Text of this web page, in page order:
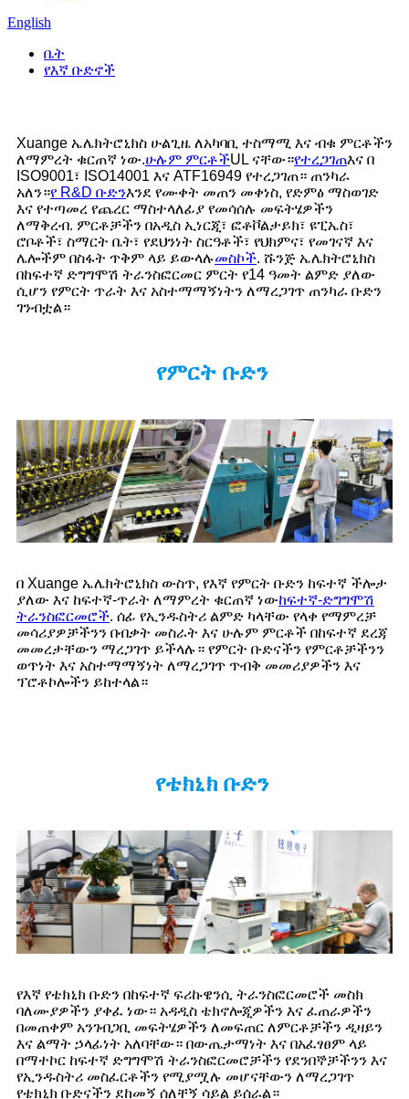
English
ቤት
የእኛ ቡድኖች
Xuange ኤሌክትሮኒክስ ሁልጊዜ ለአካባቢ ተስማሚ እና ብቁ ምርቶችን
ለማምረት ቁርጠኛ ነው.ሁሉም ምርቶችUL ናቸው።የተረጋገጠእና በ
ISO9001፣ ISO14001 እና ATF16949 የተረጋገጠ። ጠንካራ
አለን።የ R&D ቡድንእንደ የሙቀት መጠን መቀነስ, የድምፅ ማስወገድ
እና የተጣመረ የጨረር ማስተላለፊያ የመሳሰሉ መፍትሄዎችን
ለማቅረብ. ምርቶቻችን በአዲስ ኢነርጂ፣ ፎቶቮልታይክ፣ ዩፒኤስ፣
ሮቦቶች፣ ስማርት ቤት፣ የደህንነት ስርዓቶች፣ የህክምና፣ የመገናኛ እና
ሌሎችም በስፋት ጥቅም ላይ ይውላሉመስኮች. ሹንጅ ኤሌክትሮኒክስ
በከፍተኛ ድግግሞሽ ትራንስፎርመር ምርት የ14 ዓመት ልምድ ያለው
ሲሆን የምርት ጥራት እና አስተማማኝነትን ለማረጋገጥ ጠንካራ ቡድን
ገንብቷል።
የምርት ቡድን
በ Xuange ኤሌክትሮኒክስ ውስጥ, የእኛ የምርት ቡድን ከፍተኛ ችሎታ
ያለው እና ከፍተኛ-ጥራት ለማምረት ቁርጠኛ ነውከፍተኛ-ድግግሞሽ
ትራንስፎርመሮች. ሰፊ የኢንዱስትሪ ልምድ ካላቸው የላቀ የማምረቻ
መሳሪያዎቻችንን በብቃት መስራት እና ሁሉም ምርቶች በከፍተኛ ደረጃ
መመረታቸውን ማረጋገጥ ይችላሉ። የምርት ቡድናችን የምርቶቻችንን
ወጥነት እና አስተማማኝነት ለማረጋገጥ ጥብቅ መመሪያዎችን እና
ፕሮቶኮሎችን ይከተላል።
የቴክኒክ ቡድን
የእኛ የቴክኒክ ቡድን በከፍተኛ ፍሪኩዌንሲ ትራንስፎርመሮች መስክ
ባለሙያዎችን ያቀፈ ነው። አዳዲስ ቴክኖሎጂዎችን እና ፈጠራዎችን
በመጠቀም አንገብጋቢ መፍትሄዎችን ለመፍጠር ለምርቶቻችን ዲዛይን
እና ልማት ኃላፊነት አለባቸው። በውጤታማነት እና በአፈፃፀም ላይ
በማተኮር ከፍተኛ ድግግሞሽ ትራንስፎርመሮቻችን የደንበኞቻችንን እና
የኢንዱስትሪ መስፈርቶችን የሚያሟሉ መሆናቸውን ለማረጋገጥ
የቴክኒክ ቡድናችን ደከመኝ ሰለቸኝ ሳይል ይሰራል።